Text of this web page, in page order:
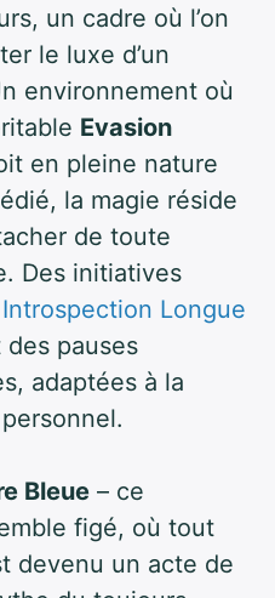
un cadre où l’on
le luxe d’un
environnement où
Evasion
en pleine nature
la magie réside
de toute
Des initiatives
Longue
pauses
adaptées à la
Bleue – ce
figé, où tout
devenu un acte de